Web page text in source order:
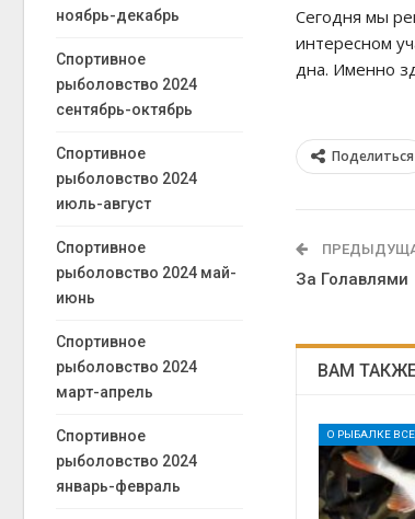
Сегодня мы
интересном
дна. Именно
Поделиться
За Голавлями
ВАМ
О РЫБАЛКЕ
ноябрь-декабрь
Спортивное
рыболовство 2024
сентябрь-октябрь
Спортивное
рыболовство 2024
июль-август
Спортивное
рыболовство 2024 май-
июнь
Спортивное
рыболовство 2024
март-апрель
Спортивное
рыболовство 2024
январь-февраль